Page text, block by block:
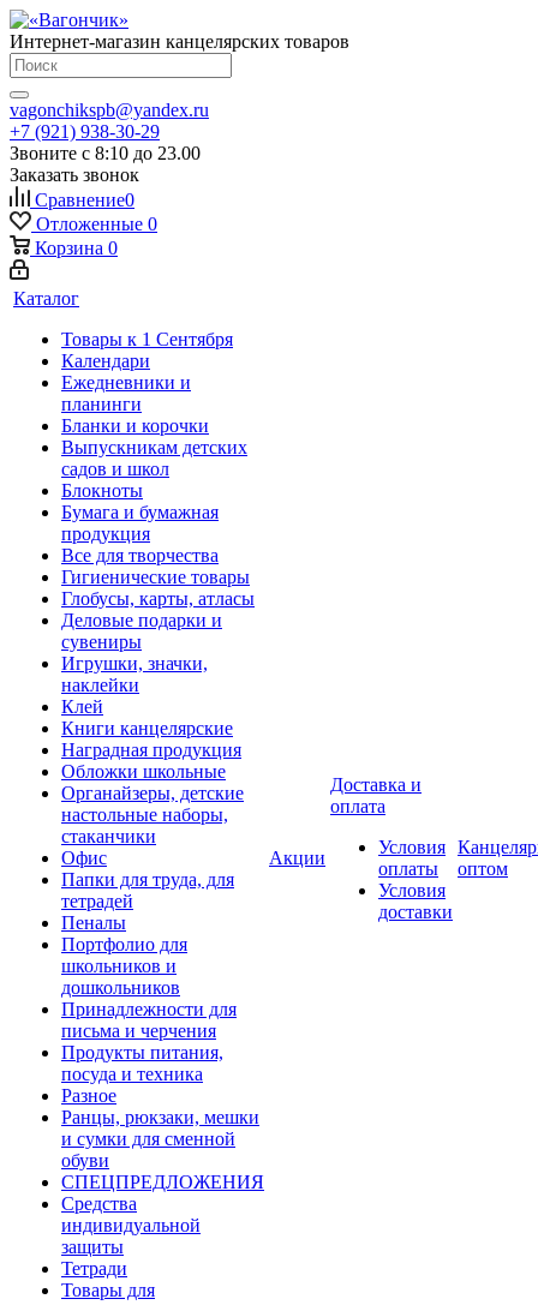
Интернет-магазин канцелярских товаров
vagonchikspb@yandex.ru
+7 (921) 938-30-29
Звоните с 8:10 до 23.00
Заказать звонок
Сравнение0
Отложенные 0
Корзина 0
Каталог
Товары к 1 Сентября
Календари
Ежедневники и
планинги
Бланки и корочки
Выпускникам детских
садов и школ
Блокноты
Бумага и бумажная
продукция
Все для творчества
Гигиенические товары
Глобусы, карты, атласы
Деловые подарки и
сувениры
Игрушки, значки,
наклейки
Клей
Книги канцелярские
Наградная продукция
Обложки школьные
Органайзеры, детские
настольные наборы,
стаканчики
Офис
Папки для труда, для
тетрадей
Пеналы
Портфолио для
школьников и
дошкольников
Принадлежности для
письма и черчения
Продукты питания,
посуда и техника
Разное
Ранцы, рюкзаки, мешки
и сумки для сменной
обуви
СПЕЦПРЕДЛОЖЕНИЯ
Средства
индивидуальной
защиты
Тетради
Товары для
Акции
Доставка и
оплата
Условия
оплаты
Условия
доставки
оптом